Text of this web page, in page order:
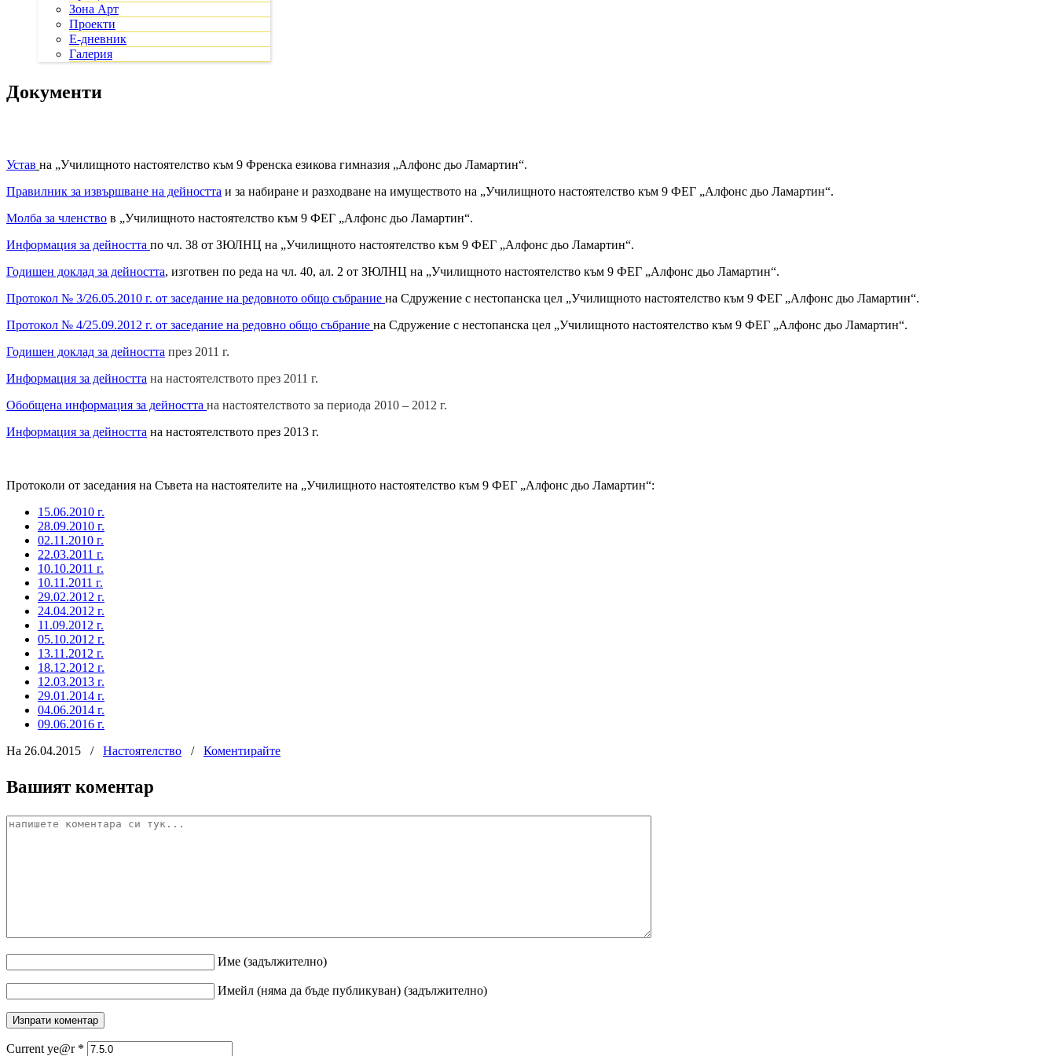
Зона Арт
Проекти
Е-дневник
Галерия
Документи
Устав на „Училищното настоятелство към 9 Френска езикова гимназия „Алфонс дьо Ламартин“.
Правилник за извършване на дейността и за набиране и разходване на имуществото на „Училищното настоятелство към 9 ФЕГ „Алфонс дьо Ламартин“.
Молба за членство в „Училищното настоятелство към 9 ФЕГ „Алфонс дьо Ламартин“.
Информация за дейността по чл. 38 от ЗЮЛНЦ на „Училищното настоятелство към 9 ФЕГ „Алфонс дьо Ламартин“.
Годишен доклад за дейността, изготвен по реда на чл. 40, ал. 2 от ЗЮЛНЦ на „Училищното настоятелство към 9 ФЕГ „Алфонс дьо Ламартин“.
Протокол № 3/26.05.2010 г. от заседание на редовното общо събрание на Сдружение с нестопанска цел „Училищното настоятелство към 9 ФЕГ „Алфонс дьо Ламартин“.
Протокол № 4/25.09.2012 г. от заседание на редовно общо събрание на Сдружение с нестопанска цел „Училищното настоятелство към 9 ФЕГ „Алфонс дьо Ламартин“.
Годишен доклад за дейността през 2011 г.
Информация за дейността на настоятелството през 2011 г.
Обобщена информация за дейността на настоятелството за периода 2010 – 2012 г.
Информация за дейността на настоятелството през 2013 г.
Протоколи от заседания на Съвета на настоятелите на „Училищното настоятелство към 9 ФЕГ „Алфонс дьо Ламартин“:
15.06.2010 г.
28.09.2010 г.
02.11.2010 г.
22.03.2011 г.
10.10.2011 г.
10.11.2011 г.
29.02.2012 г.
24.04.2012 г.
11.09.2012 г.
05.10.2012 г.
13.11.2012 г.
18.12.2012 г.
12.03.2013 г.
29.01.2014 г.
04.06.2014 г.
09.06.2016 г.
На 26.04.2015
/ Настоятелство / Коментирайте
Вашият коментар
Име (задължително)
Имейл (няма да бъде публикуван) (задължително)
Current ye@r *